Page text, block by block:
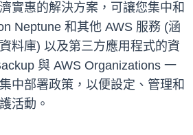
實惠的解決方案，可讓您集中和
Neptune 和其他 AWS 服務 (涵
料庫) 以及第三方應用程式的資
與 AWS Organizations 一
中部署政策，以便設定、管理和
活動。